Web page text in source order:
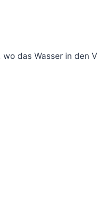
das Wasser in den